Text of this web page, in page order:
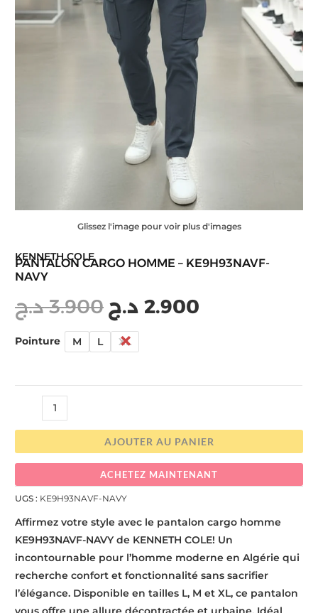
Glissez l'image pour voir plus d'images
KENNETH COLE
PANTALON CARGO HOMME – KE9H93NAVF-
NAVY
3.900 د.ج 2.900 د.ج
Pointure M L XL
AJOUTER AU PANIER
ACHETEZ MAINTENANT
UGS : KE9H93NAVF-NAVY
Affirmez votre style avec le pantalon cargo homme
KE9H93NAVF-NAVY de KENNETH COLE! Un
incontournable pour l’homme moderne en Algérie qui
recherche confort et fonctionnalité sans sacrifier
l’élégance. Disponible en tailles L, M et XL, ce pantalon